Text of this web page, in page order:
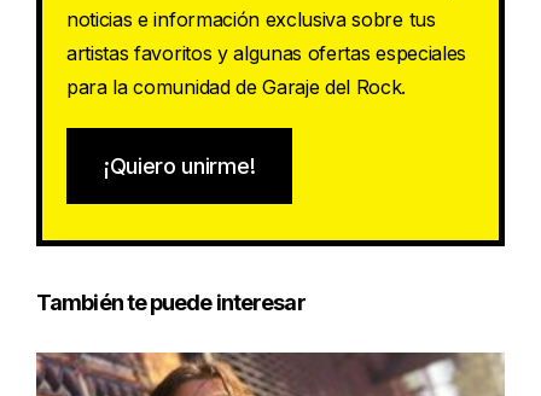
noticias e información exclusiva sobre tus
artistas favoritos y algunas ofertas especiales
para la comunidad de Garaje del Rock.
¡Quiero unirme!
También te puede interesar